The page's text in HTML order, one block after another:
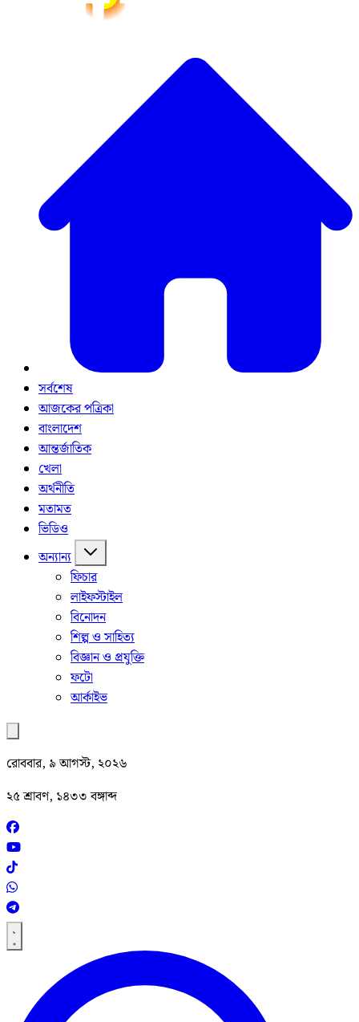
সর্বশেষ
আজকের পত্রিকা
বাংলাদেশ
আন্তর্জাতিক
খেলা
অর্থনীতি
মতামত
ভিডিও
অন্যান্য
ফিচার
লাইফস্টাইল
বিনোদন
শিল্প ও সাহিত্য
বিজ্ঞান ও প্রযুক্তি
ফটো
আর্কাইভ
রোববার, ৯ আগস্ট, ২০২৬
২৫ শ্রাবণ, ১৪৩৩ বঙ্গাব্দ